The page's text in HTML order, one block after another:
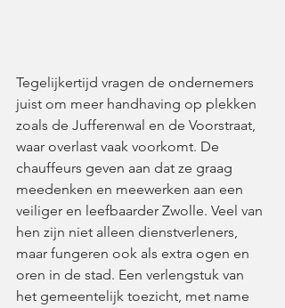
Tegelijkertijd vragen de ondernemers
juist om meer handhaving op plekken
zoals de Jufferenwal en de Voorstraat,
waar overlast vaak voorkomt. De
chauffeurs geven aan dat ze graag
meedenken en meewerken aan een
veiliger en leefbaarder Zwolle. Veel van
hen zijn niet alleen dienstverleners,
maar fungeren ook als extra ogen en
oren in de stad. Een verlengstuk van
het gemeentelijk toezicht, met name